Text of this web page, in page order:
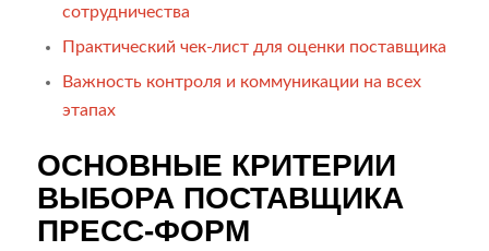
сотрудничества
Практический чек-лист для оценки поставщика
Важность контроля и коммуникации на всех
этапах
ОСНОВНЫЕ КРИТЕРИИ
ВЫБОРА ПОСТАВЩИКА
ПРЕСС-ФОРМ